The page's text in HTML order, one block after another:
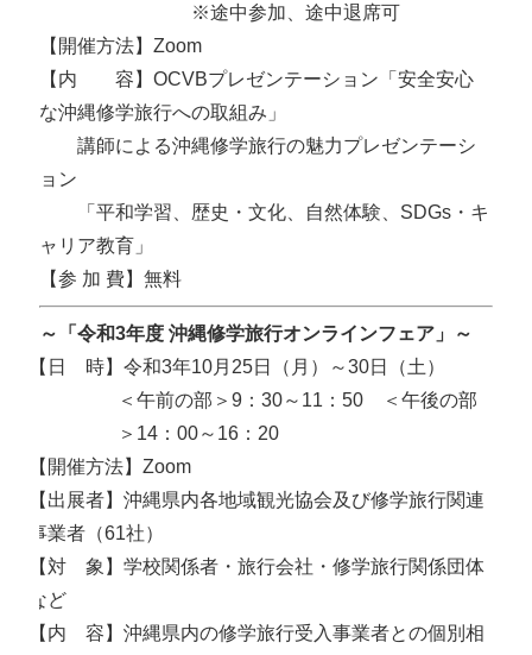
※途中参加、途中退席可
【開催方法】Zoom
【内 容】OCVBプレゼンテーション「安全安心
な沖縄修学旅行への取組み」
講師による沖縄修学旅行の魅力プレゼンテーシ
ョン
「平和学習、歴史・文化、自然体験、SDGs・キ
ャリア教育」
【参 加 費】無料
～「令和3年度 沖縄修学旅行オンラインフェア」～
【日 時】令和3年10月25日（月）～30日（土）
＜午前の部＞9：30～11：50 ＜午後の部
＞14：00～16：20
【開催方法】Zoom
【出展者】沖縄県内各地域観光協会及び修学旅行関連
事業者（61社）
【対 象】学校関係者・旅行会社・修学旅行関係団体
など
【内 容】沖縄県内の修学旅行受入事業者との個別相